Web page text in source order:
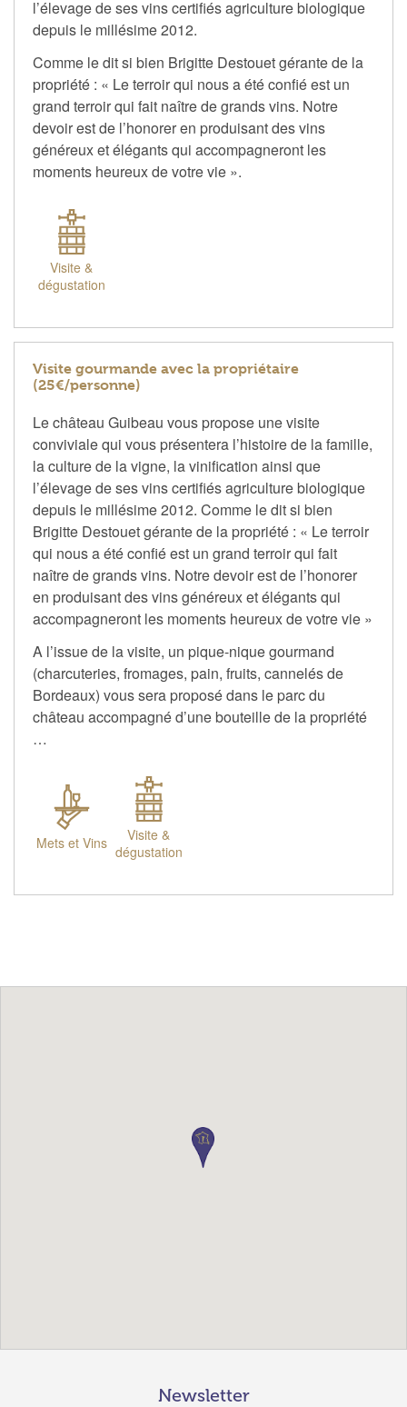
l’élevage de ses vins certifiés agriculture biologique
depuis le millésime 2012.
Comme le dit si bien Brigitte Destouet gérante de la
propriété : « Le terroir qui nous a été confié est un
grand terroir qui fait naître de grands vins. Notre
devoir est de l’honorer en produisant des vins
généreux et élégants qui accompagneront les
moments heureux de votre vie ».
Visite &
dégustation
Visite gourmande avec la propriétaire
(25€/personne)
Le château Guibeau vous propose une visite
conviviale qui vous présentera l’histoire de la famille,
la culture de la vigne, la vinification ainsi que
l’élevage de ses vins certifiés agriculture biologique
depuis le millésime 2012. Comme le dit si bien
Brigitte Destouet gérante de la propriété : « Le terroir
qui nous a été confié est un grand terroir qui fait
naître de grands vins. Notre devoir est de l’honorer
en produisant des vins généreux et élégants qui
accompagneront les moments heureux de votre vie »
A l’issue de la visite, un pique-nique gourmand
(charcuteries, fromages, pain, fruits, cannelés de
Bordeaux) vous sera proposé dans le parc du
château accompagné d’une bouteille de la propriété
…
Mets et Vins
Visite &
dégustation
Newsletter